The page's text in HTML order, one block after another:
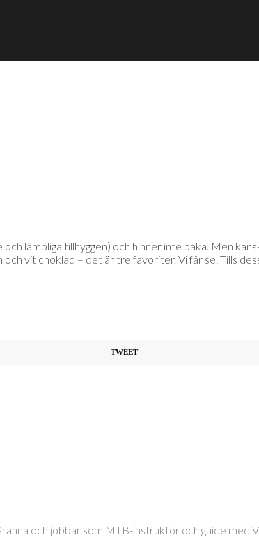
lämpliga tillhyggen) och hinner inte baka. Men
vit choklad – det är tre favoriter. Vi får se. Tills
TWEET
och jobbar som MTB-instruktör och guide med